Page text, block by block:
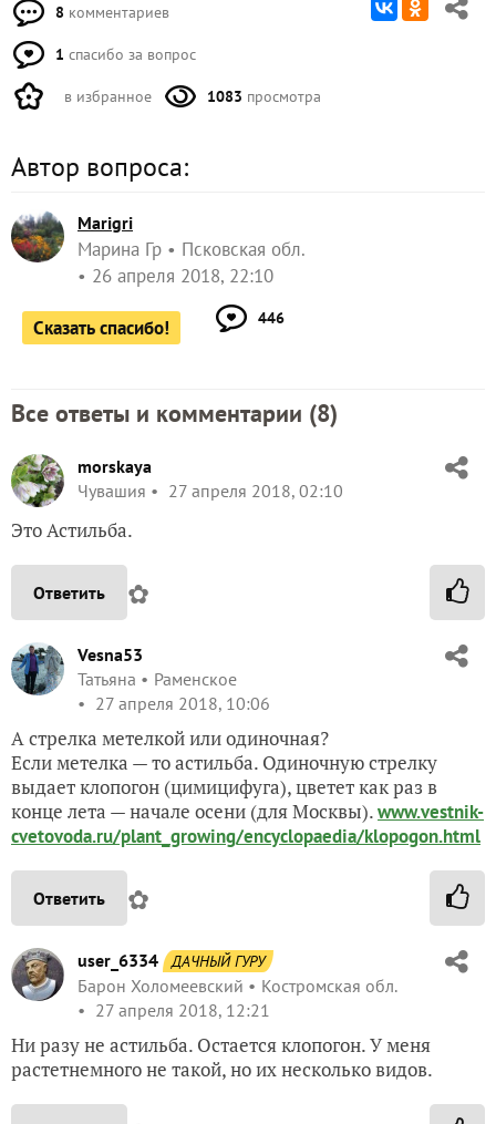
8 комментариев
1 спасибо за вопрос
в избранное 1083 просмотра
Автор вопроса:
Marigri
Марина Гр
Псковская обл.
26 апреля 2018, 22:10
Сказать спасибо! 446
Все ответы и комментарии (8)
morskaya
Чувашия
27 апреля 2018, 02:10
Это Астильба.
Ответить ✿
Vesna53
Татьяна
Раменское
27 апреля 2018, 10:06
А стрелка метелкой или одиночная?
Если метелка — то астильба. Одиночную стрелку
выдает клопогон (цимицифуга), цветет как раз в
конце лета — начале осени (для Москвы).www.vestnik-
cvetovoda.ru/plant_growing/encyclopaedia/klopogon.html
Ответить ✿
user_6334 ДАЧНЫЙ ГУРУ
Барон Холомеевский
Костромская обл.
27 апреля 2018, 12:21
Ни разу не астильба. Остается клопогон. У меня
растетнемного не такой, но их несколько видов.